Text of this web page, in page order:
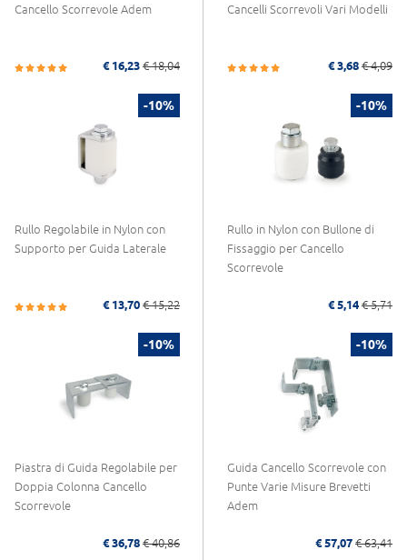
Cancello Scorrevole Adem
€ 16,23 € 18,04
Cancelli Scorrevoli Vari Modelli
€ 3,68 € 4,09
-10%
Rullo Regolabile in Nylon con
Supporto per Guida Laterale
€ 13,70 € 15,22
-10%
Rullo in Nylon con Bullone di
Fissaggio per Cancello
Scorrevole
€ 5,14 € 5,71
-10%
Piastra di Guida Regolabile per
Doppia Colonna Cancello
Scorrevole
€ 36,78 € 40,86
-10%
Guida Cancello Scorrevole con
Punte Varie Misure Brevetti
Adem
€ 57,07 € 63,41